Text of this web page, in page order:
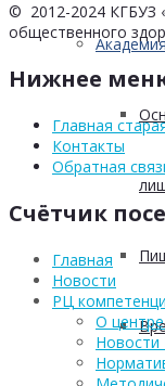
© 2012-2024 КГБУЗ
общественного
Нижнее
Главная
Контакты
Обратная
Счётчик
Главная
Новости
РЦ
О